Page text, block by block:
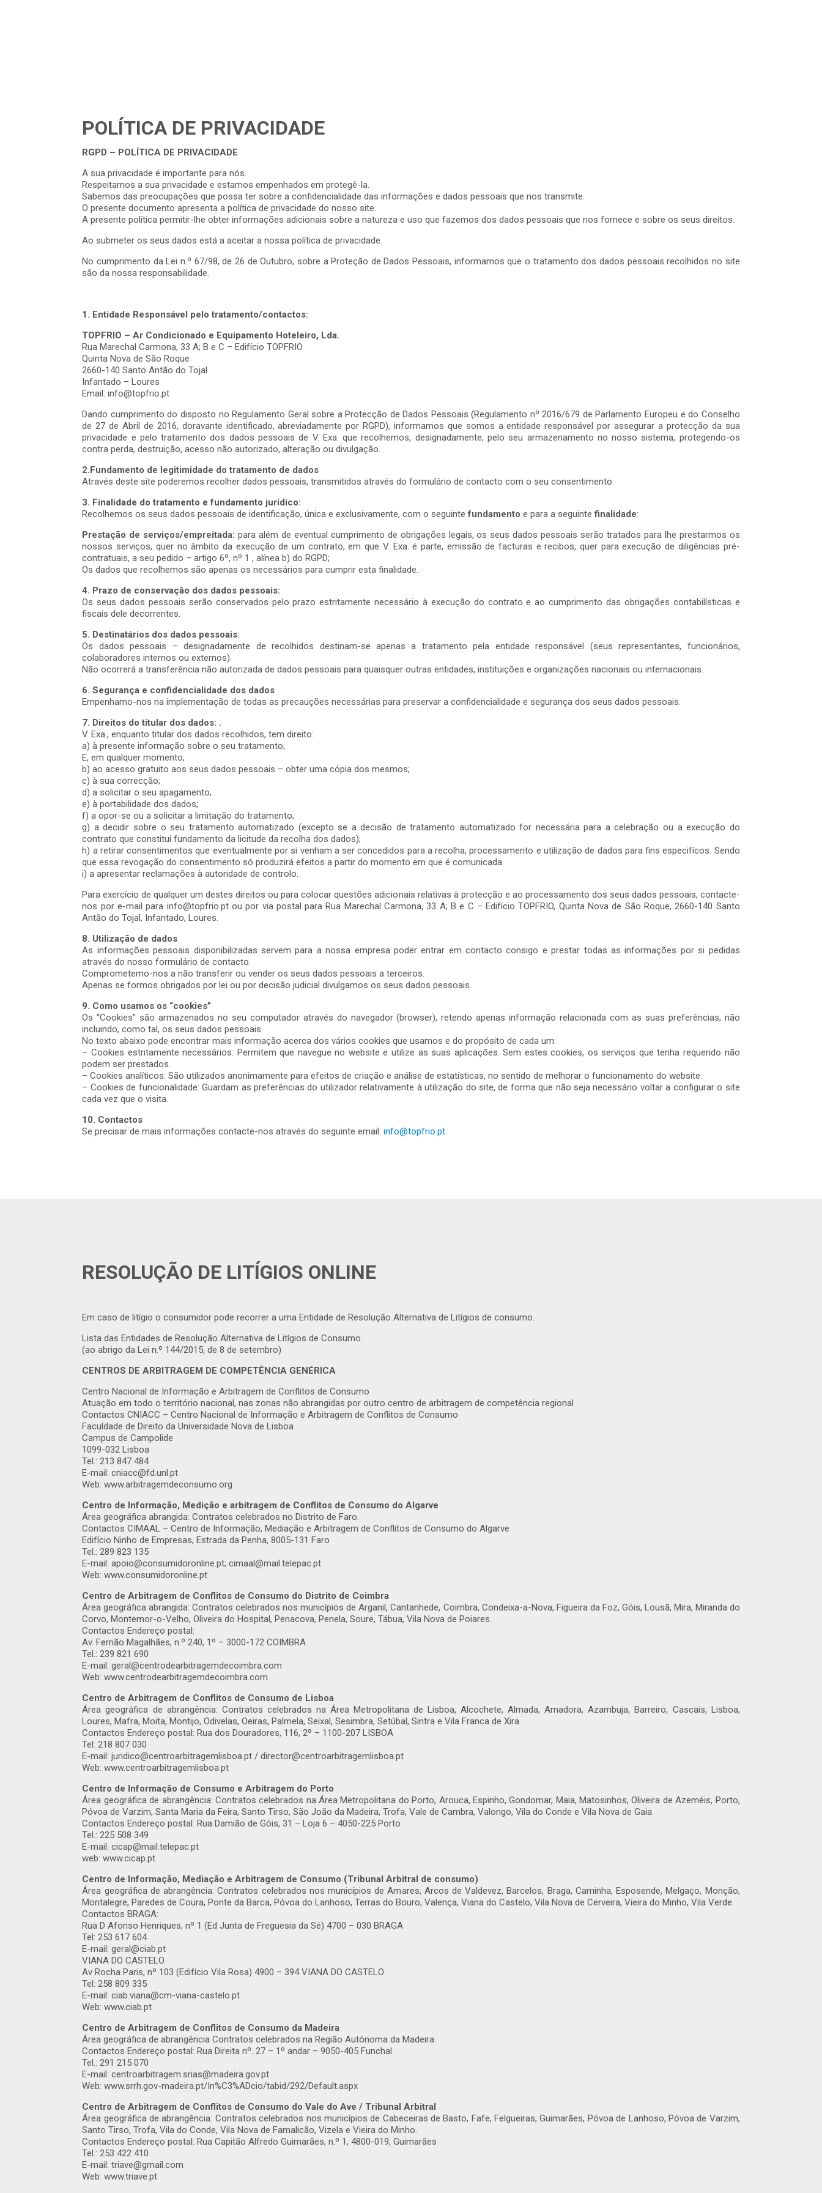
POLÍTICA DE PRIVACIDADE
RGPD – POLÍTICA DE PRIVACIDADE
A sua privacidade é importante para nós.
Respeitamos a sua privacidade e estamos empenhados em protegê-la.
Sabemos das preocupações que possa ter sobre a confidencialidade das informações e dados pessoais que nos transmite.
O presente documento apresenta a política de privacidade do nosso site.
A presente política permitir-lhe obter informações adicionais sobre a natureza e uso que fazemos dos dados pessoais que nos fornece e sobre os seus direitos.
Ao submeter os seus dados está a aceitar a nossa política de privacidade.
No cumprimento da Lei n.º 67/98, de 26 de Outubro, sobre a Proteção de Dados Pessoais, informamos que o tratamento dos dados pessoais recolhidos no site
são da nossa responsabilidade.
1. Entidade Responsável pelo tratamento/contactos:
TOPFRIO – Ar Condicionado e Equipamento Hoteleiro, Lda.
Rua Marechal Carmona, 33 A; B e C – Edifício TOPFRIO
Quinta Nova de São Roque
2660-140 Santo Antão do Tojal
Infantado – Loures
Email: info@topfrio.pt
Dando cumprimento do disposto no Regulamento Geral sobre a Protecção de Dados Pessoais (Regulamento nº 2016/679 de Parlamento Europeu e do Conselho
de 27 de Abril de 2016, doravante identificado, abreviadamente por RGPD), informamos que somos a entidade responsável por assegurar a protecção da sua
privacidade e pelo tratamento dos dados pessoais de V. Exa. que recolhemos, designadamente, pelo seu armazenamento no nosso sistema, protegendo-os
contra perda, destruição, acesso não autorizado, alteração ou divulgação.
2.Fundamento de legitimidade do tratamento de dados
Através deste site poderemos recolher dados pessoais, transmitidos através do formulário de contacto com o seu consentimento.
3. Finalidade do tratamento e fundamento jurídico:
Recolhemos os seus dados pessoais de identificação, única e exclusivamente, com o seguintefundamento e para a seguintefinalidade:
Prestação de serviços/empreitada: para além de eventual cumprimento de obrigações legais, os seus dados pessoais serão tratados para lhe prestarmos os
nossos serviços, quer no âmbito da execução de um contrato, em que V. Exa. é parte, emissão de facturas e recibos, quer para execução de diligências pré-
contratuais, a seu pedido – artigo 6º, nº 1 , alínea b) do RGPD;
Os dados que recolhemos são apenas os necessários para cumprir esta finalidade.
4. Prazo de conservação dos dados pessoais:
Os seus dados pessoais serão conservados pelo prazo estritamente necessário à execução do contrato e ao cumprimento das obrigações contabilísticas e
fiscais dele decorrentes.
5. Destinatários dos dados pessoais:
Os dados pessoais – designadamente de recolhidos destinam-se apenas a tratamento pela entidade responsável (seus representantes, funcionários,
colaboradores internos ou externos).
Não ocorrerá a transferência não autorizada de dados pessoais para quaisquer outras entidades, instituições e organizações nacionais ou internacionais.
6. Segurança e confidencialidade dos dados
Empenhamo-nos na implementação de todas as precauções necessárias para preservar a confidencialidade e segurança dos seus dados pessoais.
7. Direitos do titular dos dados: .
V. Exa., enquanto titular dos dados recolhidos, tem direito:
a) à presente informação sobre o seu tratamento;
E, em qualquer momento,
b) ao acesso gratuito aos seus dados pessoais – obter uma cópia dos mesmos;
c) à sua correcção;
d) a solicitar o seu apagamento;
e) à portabilidade dos dados;
f) a opor-se ou a solicitar a limitação do tratamento;
g) a decidir sobre o seu tratamento automatizado (excepto se a decisão de tratamento automatizado for necessária para a celebração ou a execução do
contrato que constitui fundamento da licitude da recolha dos dados);
h) a retirar consentimentos que eventualmente por si venham a ser concedidos para a recolha, processamento e utilização de dados para fins especifícos. Sendo
que essa revogação do consentimento só produzirá efeitos a partir do momento em que é comunicada.
i) a apresentar reclamações à autoridade de controlo.
Para exercício de qualquer um destes direitos ou para colocar questões adicionais relativas à protecção e ao processamento dos seus dados pessoais, contacte-
nos por e-mail para info@topfrio.pt ou por via postal para Rua Marechal Carmona, 33 A; B e C – Edifício TOPFRIO, Quinta Nova de São Roque, 2660-140 Santo
Antão do Tojal, Infantado, Loures.
8. Utilização de dados
As informações pessoais disponibilizadas servem para a nossa empresa poder entrar em contacto consigo e prestar todas as informações por si pedidas
através do nosso formulário de contacto.
Comprometemo-nos a não transferir ou vender os seus dados pessoais a terceiros.
Apenas se formos obrigados por lei ou por decisão judicial divulgamos os seus dados pessoais.
9. Como usamos os “cookies”
Os “Cookies” são armazenados no seu computador através do navegador (browser), retendo apenas informação relacionada com as suas preferências, não
incluindo, como tal, os seus dados pessoais.
No texto abaixo pode encontrar mais informação acerca dos vários cookies que usamos e do propósito de cada um:
– Cookies estritamente necessários: Permitem que navegue no website e utilize as suas aplicações. Sem estes cookies, os serviços que tenha requerido não
podem ser prestados.
– Cookies analíticos: São utilizados anonimamente para efeitos de criação e análise de estatísticas, no sentido de melhorar o funcionamento do website.
– Cookies de funcionalidade: Guardam as preferências do utilizador relativamente à utilização do site, de forma que não seja necessário voltar a configurar o site
cada vez que o visita.
10. Contactos
Se precisar de mais informações contacte-nos através do seguinte email:info@topfrio.pt.
RESOLUÇÃO DE LITÍGIOS ONLINE
Em caso de litígio o consumidor pode recorrer a uma Entidade de Resolução Alternativa de Litígios de consumo.
Lista das Entidades de Resolução Alternativa de Litígios de Consumo
(ao abrigo da Lei n.º 144/2015, de 8 de setembro)
CENTROS DE ARBITRAGEM DE COMPETÊNCIA GENÉRICA
Centro Nacional de Informação e Arbitragem de Conflitos de Consumo
Atuação em todo o território nacional, nas zonas não abrangidas por outro centro de arbitragem de competência regional
Contactos CNIACC – Centro Nacional de Informação e Arbitragem de Conflitos de Consumo
Faculdade de Direito da Universidade Nova de Lisboa
Campus de Campolide
1099-032 Lisboa
Tel.: 213 847 484
E-mail: cniacc@fd.unl.pt
Web: www.arbitragemdeconsumo.org
Centro de Informação, Medição e arbitragem de Conflitos de Consumo do Algarve
Área geográfica abrangida: Contratos celebrados no Distrito de Faro.
Contactos CIMAAL – Centro de Informação, Mediação e Arbitragem de Conflitos de Consumo do Algarve
Edifício Ninho de Empresas, Estrada da Penha, 8005-131 Faro
Tel.: 289 823 135
E-mail: apoio@consumidoronline.pt; cimaal@mail.telepac.pt
Web: www.consumidoronline.pt
Centro de Arbitragem de Conflitos de Consumo do Distrito de Coimbra
Área geográfica abrangida: Contratos celebrados nos municípios de Arganil, Cantanhede, Coimbra, Condeixa-a-Nova, Figueira da Foz, Góis, Lousã, Mira, Miranda do
Corvo, Montemor-o-Velho, Oliveira do Hospital, Penacova, Penela, Soure, Tábua, Vila Nova de Poiares.
Contactos Endereço postal:
Av. Fernão Magalhães, n.º 240, 1º – 3000-172 COIMBRA
Tel.: 239 821 690
E-mail: geral@centrodearbitragemdecoimbra.com
Web: www.centrodearbitragemdecoimbra.com
Centro de Arbitragem de Conflitos de Consumo de Lisboa
Área geográfica de abrangência: Contratos celebrados na Área Metropolitana de Lisboa, Alcochete, Almada, Amadora, Azambuja, Barreiro, Cascais, Lisboa,
Loures, Mafra, Moita, Montijo, Odivelas, Oeiras, Palmela, Seixal, Sesimbra, Setúbal, Sintra e Vila Franca de Xira.
Contactos Endereço postal: Rua dos Douradores, 116, 2º – 1100-207 LISBOA
Tel: 218 807 030
E-mail: juridico@centroarbitragemlisboa.pt / director@centroarbitragemlisboa.pt
Web: www.centroarbitragemlisboa.pt
Centro de Informação de Consumo e Arbitragem do Porto
Área geográfica de abrangência: Contratos celebrados na Área Metropolitana do Porto, Arouca, Espinho, Gondomar, Maia, Matosinhos, Oliveira de Azeméis, Porto,
Póvoa de Varzim, Santa Maria da Feira, Santo Tirso, São João da Madeira, Trofa, Vale de Cambra, Valongo, Vila do Conde e Vila Nova de Gaia.
Contactos Endereço postal: Rua Damião de Góis, 31 – Loja 6 – 4050-225 Porto
Tel.: 225 508 349
E-mail: cicap@mail.telepac.pt
web: www.cicap.pt
Centro de Informação, Mediação e Arbitragem de Consumo (Tribunal Arbitral de consumo)
Área geográfica de abrangência: Contratos celebrados nos municípios de Amares, Arcos de Valdevez, Barcelos, Braga, Caminha, Esposende, Melgaço, Monção,
Montalegre, Paredes de Coura, Ponte da Barca, Póvoa do Lanhoso, Terras do Bouro, Valença, Viana do Castelo, Vila Nova de Cerveira, Vieira do Minho, Vila Verde.
Contactos BRAGA:
Rua D Afonso Henriques, nº 1 (Ed Junta de Freguesia da Sé) 4700 – 030 BRAGA
Tel: 253 617 604
E-mail: geral@ciab.pt
VIANA DO CASTELO
Av Rocha Paris, nº 103 (Edifício Vila Rosa) 4900 – 394 VIANA DO CASTELO
Tel: 258 809 335
E-mail: ciab.viana@cm-viana-castelo.pt
Web: www.ciab.pt
Centro de Arbitragem de Conflitos de Consumo da Madeira
Área geográfica de abrangência Contratos celebrados na Região Autónoma da Madeira.
Contactos Endereço postal: Rua Direita nº. 27 – 1º andar – 9050-405 Funchal
Tel.: 291 215 070
E-mail: centroarbitragem.srias@madeira.gov.pt
Web: www.srrh.gov-madeira.pt/In%C3%ADcio/tabid/292/Default.aspx
Centro de Arbitragem de Conflitos de Consumo do Vale do Ave / Tribunal Arbitral
Área geográfica de abrangência: Contratos celebrados nos municípios de Cabeceiras de Basto, Fafe, Felgueiras, Guimarães, Póvoa de Lanhoso, Póvoa de Varzim,
Santo Tirso, Trofa, Vila do Conde, Vila Nova de Famalicão, Vizela e Vieira do Minho.
Contactos Endereço postal: Rua Capitão Alfredo Guimarães, n.º 1, 4800-019, Guimarães
Tel.: 253 422 410
E-mail: triave@gmail.com
Web: www.triave.pt